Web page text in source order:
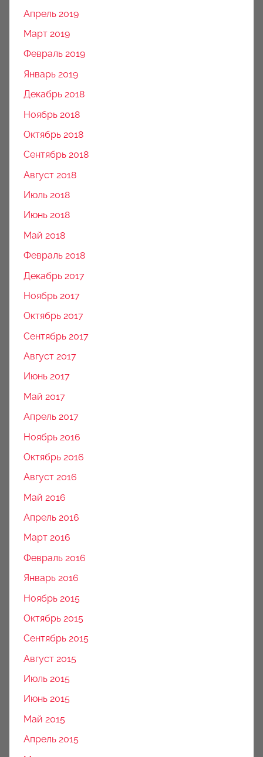
Апрель 2019
Март 2019
Февраль 2019
Январь 2019
Декабрь 2018
Ноябрь 2018
Октябрь 2018
Сентябрь 2018
Август 2018
Июль 2018
Июнь 2018
Май 2018
Февраль 2018
Декабрь 2017
Ноябрь 2017
Октябрь 2017
Сентябрь 2017
Август 2017
Июнь 2017
Май 2017
Апрель 2017
Ноябрь 2016
Октябрь 2016
Август 2016
Май 2016
Апрель 2016
Март 2016
Февраль 2016
Январь 2016
Ноябрь 2015
Октябрь 2015
Сентябрь 2015
Август 2015
Июль 2015
Июнь 2015
Май 2015
Апрель 2015